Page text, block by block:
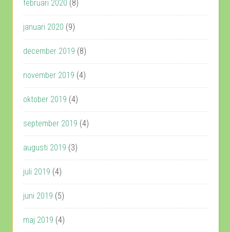
februari 2020 (8)
januari 2020 (9)
december 2019 (8)
november 2019 (4)
oktober 2019 (4)
september 2019 (4)
augusti 2019 (3)
juli 2019 (4)
juni 2019 (5)
maj 2019 (4)